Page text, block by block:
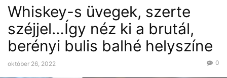
Whiskey-s üvegek, szerte
széjjel…Így néz ki a brutál,
berényi bulis balhé helyszíne
október 26, 2022 0